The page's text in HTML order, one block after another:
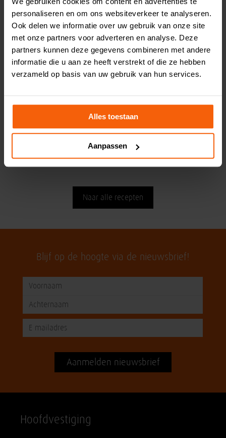
personaliseren en om ons websiteverkeer te analyseren.
Ook delen we informatie over uw gebruik van onze site
met onze partners voor adverteren en analyse. Deze
partners kunnen deze gegevens combineren met andere
informatie die u aan ze heeft verstrekt of die ze hebben
verzameld op basis van uw gebruik van hun services.
Alles toestaan
Aanpassen
Verzadigd vet 8,7 gram
Eiwit 34,6 gram
Vezels 3 gram
Naar alle recepten
Blijf op de hoogte via de nieuwsbrief!
Aanmelden nieuwsbrief
Hoofdvestiging